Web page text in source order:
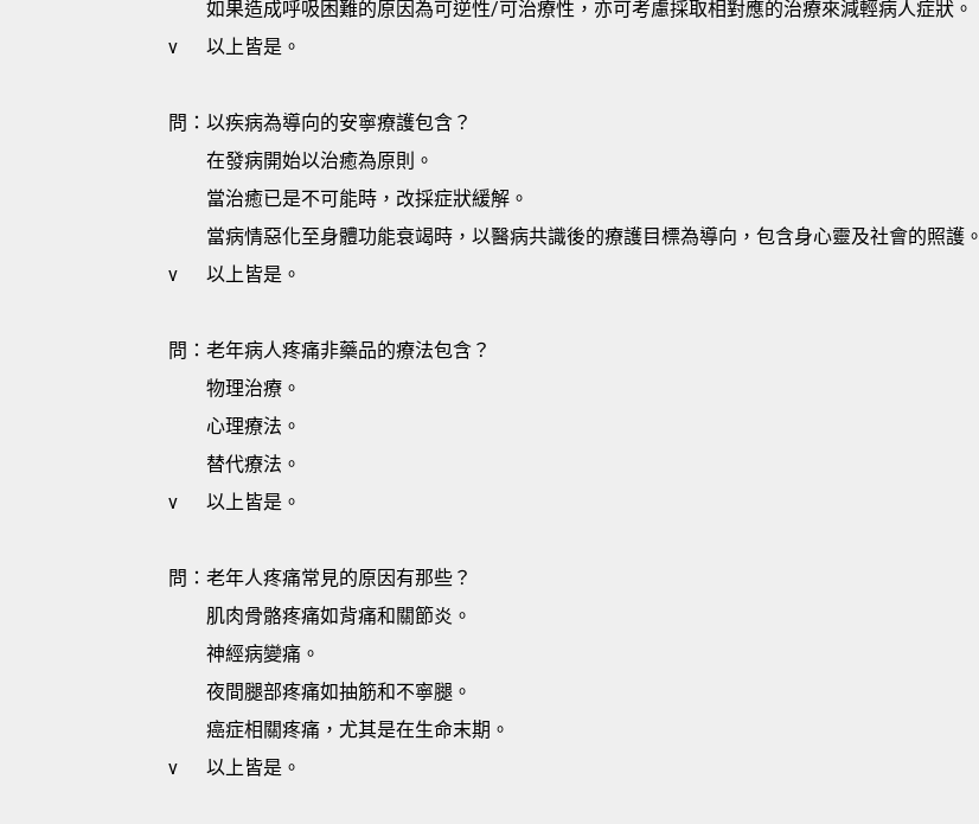
如果造成呼吸困難的原因為可逆性/可治療性，亦可考慮採取相對應的治療來減輕病人症狀。
v
以上皆是。
問：以疾病為導向的安寧療護包含？
在發病開始以治癒為原則。
當治癒已是不可能時，改採症狀緩解。
當病情惡化至身體功能衰竭時，以醫病共識後的療護目標為導向，包含身心靈及社會的照護。
v
以上皆是。
問：老年病人疼痛非藥品的療法包含？
物理治療。
心理療法。
替代療法。
v
以上皆是。
問：老年人疼痛常見的原因有那些？
肌肉骨骼疼痛如背痛和關節炎。
神經病變痛。
夜間腿部疼痛如抽筋和不寧腿。
癌症相關疼痛，尤其是在生命末期。
v
以上皆是。